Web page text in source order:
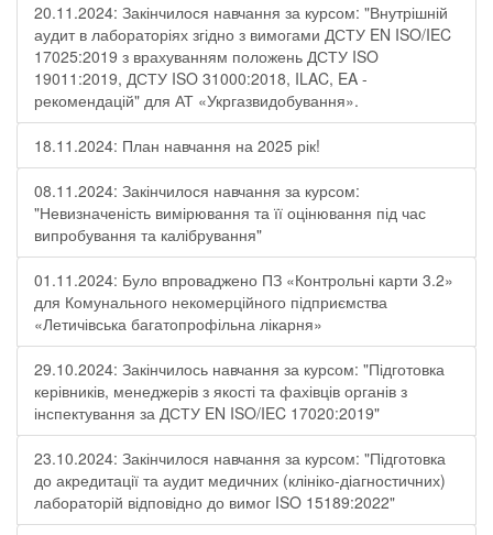
20.11.2024: Закінчилося навчання за курсом: "Внутрішній
аудит в лабораторіях згідно з вимогами ДСТУ EN ISO/IEC
17025:2019 з врахуванням положень ДСТУ ISO
19011:2019, ДСТУ ISO 31000:2018, ILAC, EA -
рекомендацій" для АТ «Укргазвидобування».
18.11.2024: План навчання на 2025 рік!
08.11.2024: Закінчилося навчання за курсом:
"Невизначеність вимірювання та її оцінювання під час
випробування та калібрування"
01.11.2024: Було впроваджено ПЗ «Контрольні карти 3.2»
для Комунального некомерційного підприємства
«Летичівська багатопрофільна лікарня»
29.10.2024: Закінчилось навчання за курсом: "Підготовка
керівників, менеджерів з якості та фахівців органів з
інспектування за ДСТУ EN ISO/IEC 17020:2019"
23.10.2024: Закінчилося навчання за курсом: "Підготовка
до акредитації та аудит медичних (клініко-діагностичних)
лабораторій відповідно до вимог ISO 15189:2022"